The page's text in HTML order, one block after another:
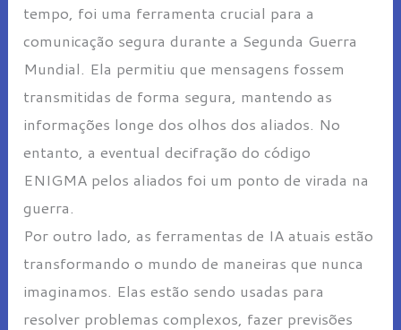
tempo, foi uma ferramenta crucial para a
comunicação segura durante a Segunda Guerra
Mundial. Ela permitiu que mensagens fossem
transmitidas de forma segura, mantendo as
informações longe dos olhos dos aliados. No
entanto, a eventual decifração do código
ENIGMA pelos aliados foi um ponto de virada na
guerra.
Por outro lado, as ferramentas de IA atuais estão
transformando o mundo de maneiras que nunca
imaginamos. Elas estão sendo usadas para
resolver problemas complexos, fazer previsões